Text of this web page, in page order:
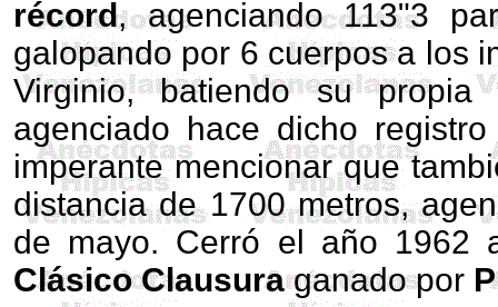
récord, agenciando 113"3
galopando por 6 cuerpos a los
Virginio, batiendo su
agenciado hace dicho
imperante mencionar que
distancia de 1700 metros,
de mayo. Cerró el año 1962
Clásico Clausuraganado por